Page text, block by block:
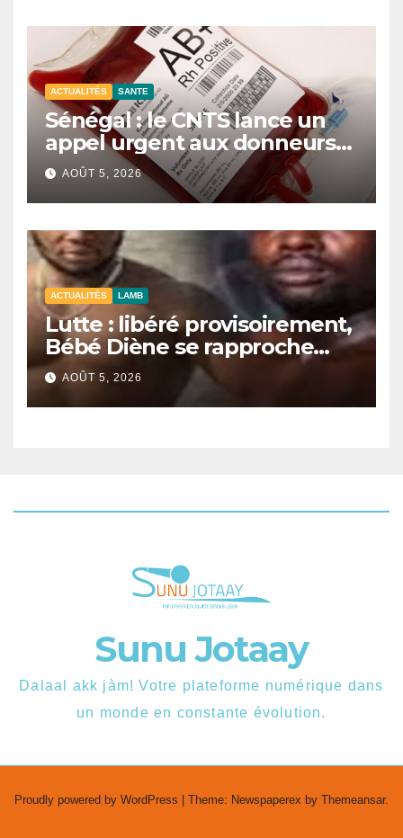
ACTUALITÉS SANTE
Sénégal : le CNTS lance un
appel urgent aux donneurs
face à une pénurie de sang.
AOÛT 5, 2026
ACTUALITÉS LAMB
Lutte : libéré provisoirement,
Bébé Diène se rapproche
d’un combat contre Zarco.
AOÛT 5, 2026
Sunu Jotaay
Dalaal akk jàm! Votre plateforme numérique dans
un monde en constante évolution.
Proudly powered by WordPress Theme: Newspaperex by Themeansar.